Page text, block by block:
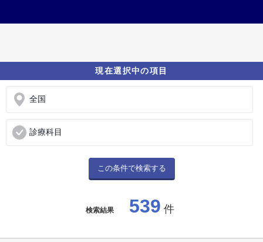
現在選択中の項目
全国
診療科目
この条件で検索する
検索結果 539 件